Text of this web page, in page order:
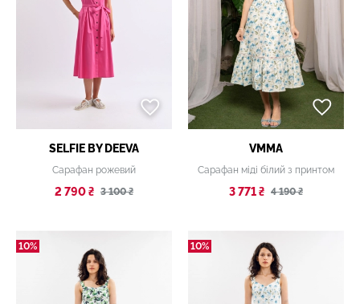
SELFIE BY DEEVA
Сарафан рожевий
2 790 ₴ 3 100 ₴
VMMA
Сарафан міді білий з принтом
3 771 ₴ 4 190 ₴
10% 10%